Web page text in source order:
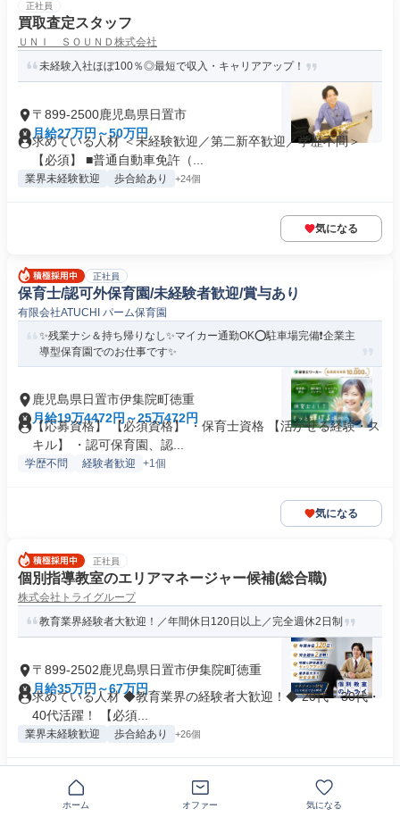
正社員
買取査定スタッフ
ＵＮＩ ＳＯＵＮＤ株式会社
未経験入社ほぼ100％◎最短で収入・キャリアアップ！
〒899-2500鹿児島県日置市
月給27万円～50万円
求めている人材 ＜未経験歓迎／第二新卒歓迎／学歴不問＞
【必須】 ■普通自動車免許（...
業界未経験歓迎 歩合給あり +24個
気になる
正社員
保育士/認可外保育園/未経験者歓迎/賞与あり
有限会社ATUCHI パーム保育園
✨残業ナシ＆持ち帰りなし✨マイカー通勤OK⭕駐車場完備❗️企業主
導型保育園でのお仕事です✨
鹿児島県日置市伊集院町徳重
月給19万4472円～25万472円
【応募資格】 【必須資格】 ・保育士資格 【活かせる経験・ス
キル】 ・認可保育園、認...
学歴不問 経験者歓迎 +1個
気になる
正社員
個別指導教室のエリアマネージャー候補(総合職)
株式会社トライグループ
教育業界経験者大歓迎！／年間休日120日以上／完全週休2日制
〒899-2502鹿児島県日置市伊集院町徳重
月給35万円～67万円
求めている人材 ◆教育業界の経験者大歓迎！◆ 20代・30代・
40代活躍！ 【必須...
業界未経験歓迎 歩合給あり +26個
気になる
ホーム オファー 気になる